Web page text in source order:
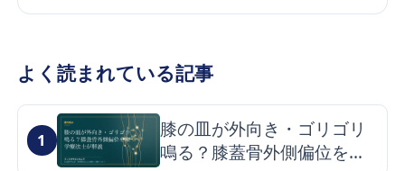
よく読まれている記事
1
膝の皿が外向き・ゴリゴリ
鳴る？膝蓋骨外側偏位を理